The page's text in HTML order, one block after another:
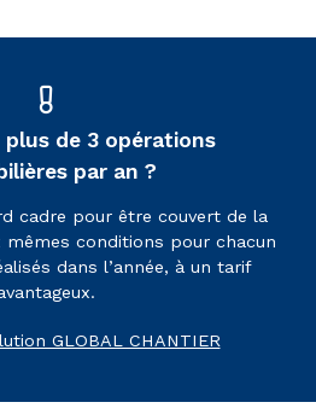
plus de 3 opérations
par an ?
cadre pour être couvert de la
mêmes conditions pour chacun
dans l’année, à un tarif
GLOBAL CHANTIER